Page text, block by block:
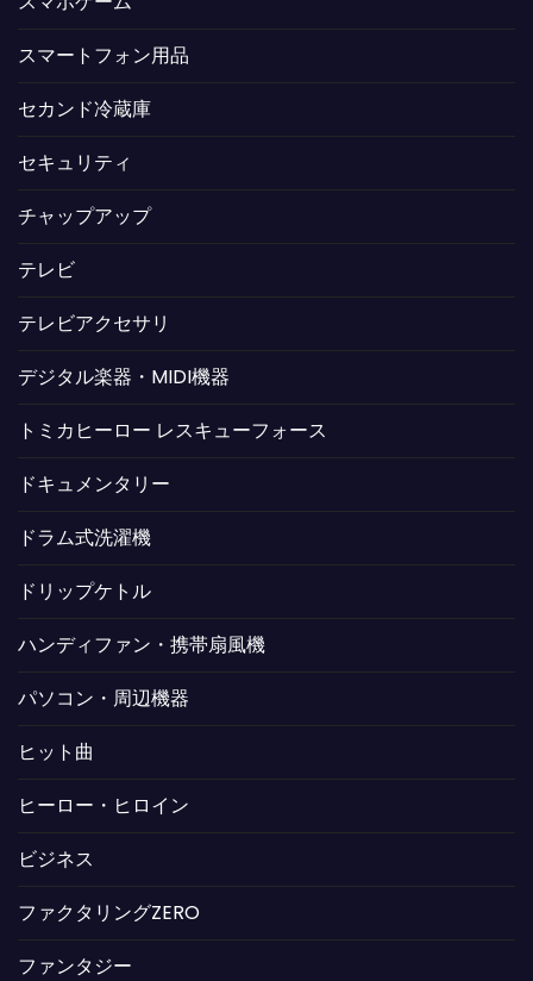
スマートフォン用品
セカンド冷蔵庫
セキュリティ
チャップアップ
テレビ
テレビアクセサリ
デジタル楽器・MIDI機器
トミカヒーロー レスキューフォース
ドキュメンタリー
ドラム式洗濯機
ドリップケトル
ハンディファン・携帯扇風機
パソコン・周辺機器
ヒット曲
ヒーロー・ヒロイン
ビジネス
ファクタリングZERO
ファンタジー